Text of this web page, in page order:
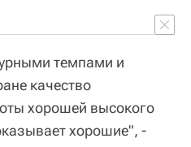
темпами и
качество
хорошей высокого
хорошие", -